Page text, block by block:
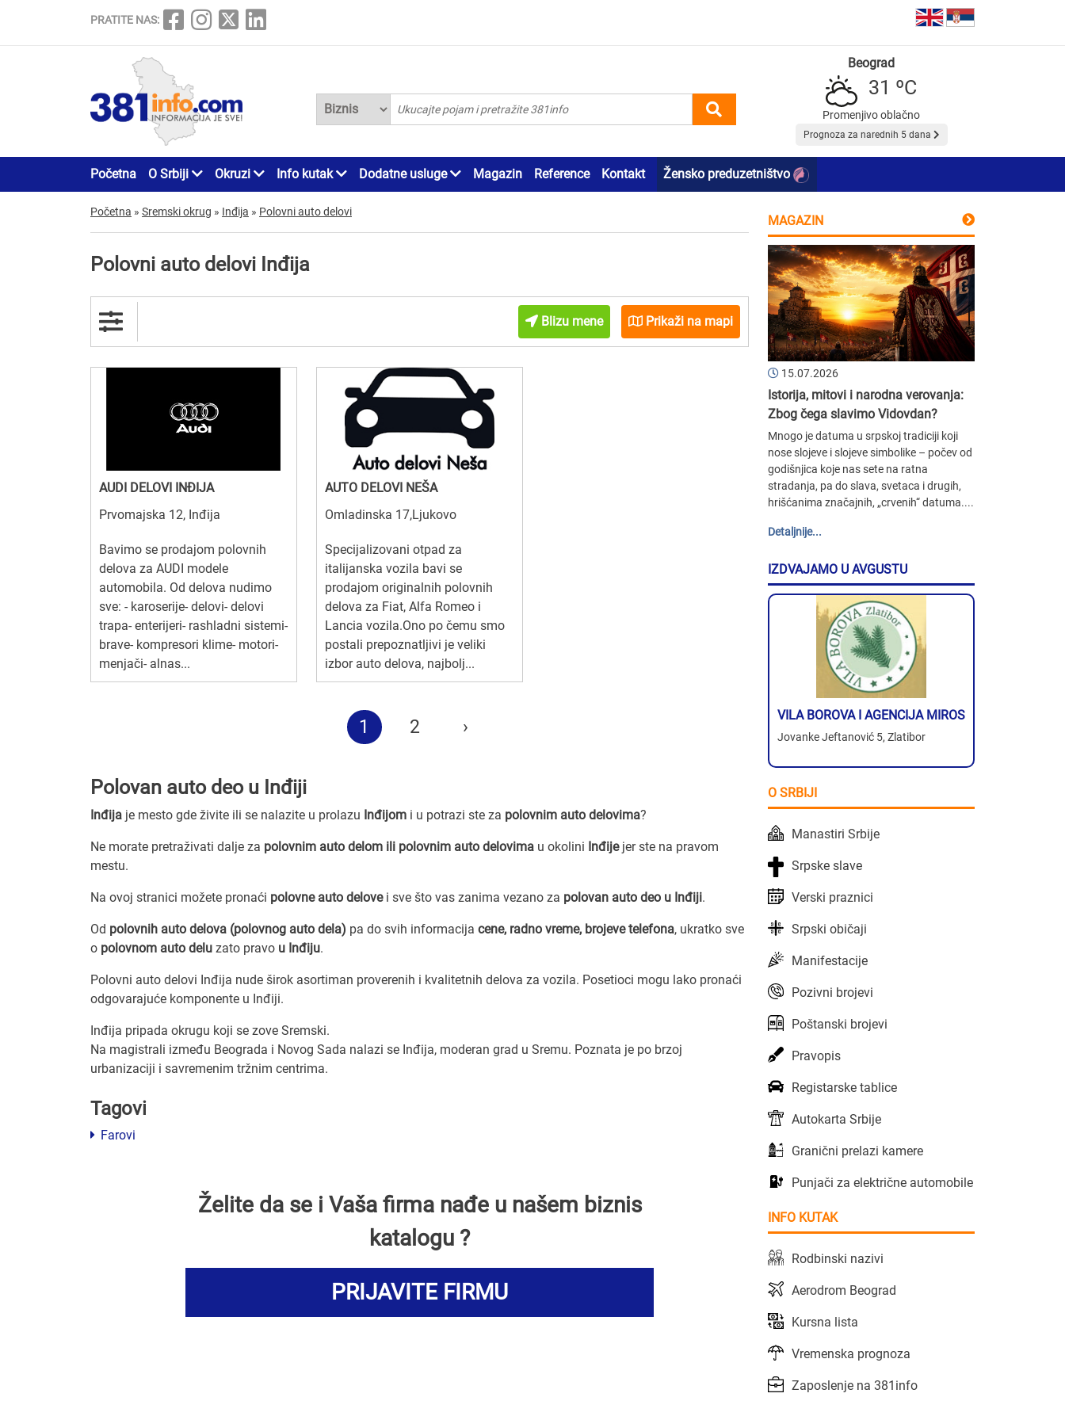
PRATITE NAS:
Beograd
31 ºC
Promenjivo oblačno
Prognoza za narednih 5 dana
Početna O Srbiji Okruzi Info kutak Dodatne usluge Magazin Reference Kontakt Žensko preduzetništvo
Početna » Sremski okrug » Inđija » Polovni auto delovi
Polovni auto delovi Inđija
Blizu mene Prikaži na mapi
AUDI DELOVI INĐIJA
Prvomajska 12, Inđija
Bavimo se prodajom polovnih
delova za AUDI modele
automobila. Od delova nudimo
sve: - karoserije- delovi- delovi
trapa- enterijeri- rashladni sistemi-
brave- kompresori klime- motori-
menjači- alnas...
AUTO DELOVI NEŠA
Omladinska 17,Ljukovo
Specijalizovani otpad za
italijanska vozila bavi se
prodajom originalnih polovnih
delova za Fiat, Alfa Romeo i
Lancia vozila.Ono po čemu smo
postali prepoznatljivi je veliki
izbor auto delova, najbolj...
1 2 ›
Polovan auto deo u Inđiji
Inđija je mesto gde živite ili se nalazite u prolazu Inđijom i u potrazi ste za polovnim auto delovima?
Ne morate pretraživati dalje za polovnim auto delom ili polovnim auto delovima u okolini Inđijejer ste na pravom
mestu.
Na ovoj stranici možete pronaći polovne auto delovei sve što vas zanima vezano za polovan auto deo u Inđiji.
Od polovnih auto delova (polovnog auto dela) pa do svih informacija cene, radno vreme, brojeve telefona, ukratko sve
o polovnom auto delu zato pravo u Inđiju.
Polovni auto delovi Inđija nude širok asortiman proverenih i kvalitetnih delova za vozila. Posetioci mogu lako pronaći
odgovarajuće komponente u Inđiji.
Inđija pripada okrugu koji se zove Sremski.
Na magistrali između Beograda i Novog Sada nalazi se Inđija, moderan grad u Sremu. Poznata je po brzoj
urbanizaciji i savremenim tržnim centrima.
Tagovi
Farovi
Želite da se i Vaša firma nađe u našem biznis
katalogu ?
PRIJAVITE FIRMU
MAGAZIN
15.07.2026
Istorija, mitovi i narodna verovanja:
Zbog čega slavimo Vidovdan?
Mnogo je datuma u srpskoj tradiciji koji
nose slojeve i slojeve simbolike – počev od
godišnjica koje nas sete na ratna
stradanja, pa do slava, svetaca i drugih,
hrišćanima značajnih, „crvenih“ datuma....
Detaljnije...
IZDVAJAMO U AVGUSTU
VILA BOROVA I AGENCIJA MIROS
Jovanke Jeftanović 5, Zlatibor
O SRBIJI
Manastiri Srbije
Srpske slave
Verski praznici
Srpski običaji
Manifestacije
Pozivni brojevi
Poštanski brojevi
Pravopis
Registarske tablice
Autokarta Srbije
Granični prelazi kamere
Punjači za električne automobile
INFO KUTAK
Rodbinski nazivi
Aerodrom Beograd
Kursna lista
Vremenska prognoza
Zaposlenje na 381info